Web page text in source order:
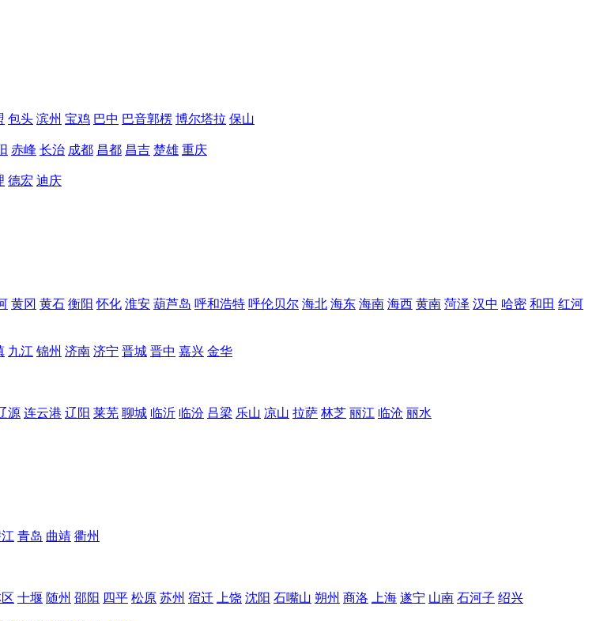
包头 滨州 宝鸡 巴中 巴音郭楞 博尔塔拉 保山
赤峰 长治 成都 昌都 昌吉 楚雄 重庆
德宏 迪庆
黄冈 黄石 衡阳 怀化 淮安 葫芦岛 呼和浩特 呼伦贝尔 海北 海东 海南 海西 黄南 菏泽 汉中 哈密 和田 红河
九江 锦州 济南 济宁 晋城 晋中 嘉兴 金华
源 连云港 辽阳 莱芜 聊城 临沂 临汾 吕梁 乐山 凉山 拉萨 林芝 丽江 临沧 丽水
青岛 曲靖 衢州
十堰 随州 邵阳 四平 松原 苏州 宿迁 上饶 沈阳 石嘴山 朔州 商洛 上海 遂宁 山南 石河子 绍兴